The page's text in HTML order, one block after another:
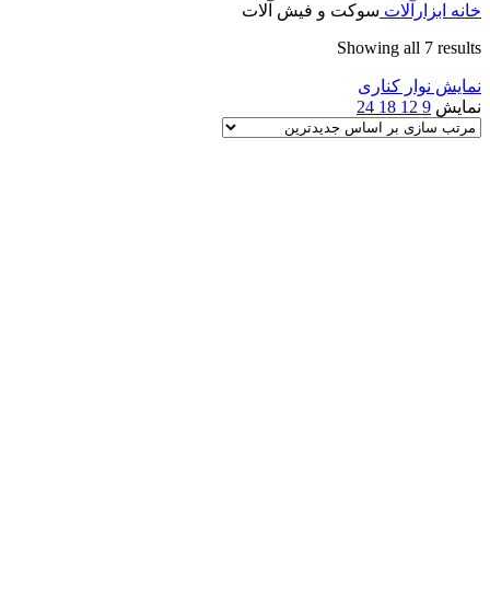
خانه ابزارآلات سوکت و فیش آلات
Showing all 7 results
نمایش نوار کناری
نمایش 9
12
18
24